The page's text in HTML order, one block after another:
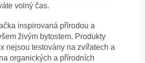
volný čas.
inspirovaná přírodou a
živým bytostem. Produkty
nejsou testovány na zvířatech a
organických a přírodních